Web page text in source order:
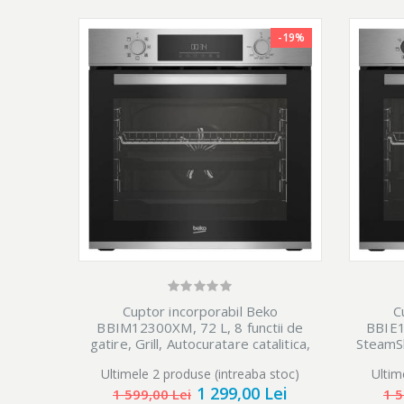
neted, care previne acumularea murdariei si grasimii.
usoara. Faceti-va viata mai usoara! Nu mai pierdeti
impreuna cu familia si prietenii sau facand ceea ce va
Sistem de curatare
Datorita acestui nou
fi necesara
este necesara
Aceasta va permite
Retete pe usa
De acum, datorita aragazurilor Hansa, nu mai trebuie
trebuie sa va gatiti preparatele. Interiorul usii
-19%
Cuptor incorporabil Beko
BBIM12300XM, 72 L, 8 functii de
gatire, Grill, Autocuratare catalitica,
Ultimele 2 produse (intreaba stoc)
1 599,00 Lei 1 299,00 Lei 1